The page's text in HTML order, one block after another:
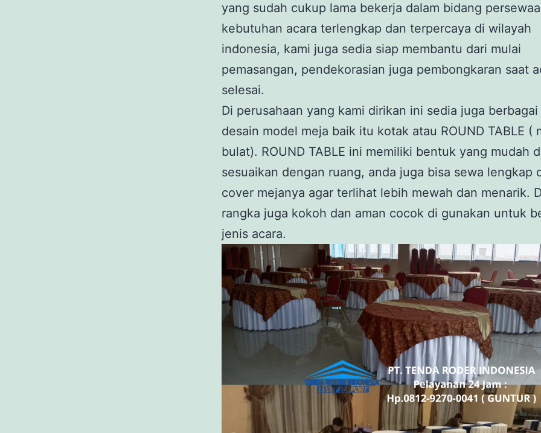
yang sudah cukup lama bekerja dalam bidang
kebutuhan acara terlengkap dan terpercaya di wilayah
indonesia, kami juga sedia siap membantu dari mulai
pemasangan, pendekorasian juga pembongkaran saat
selesai.
Di perusahaan yang kami dirikan ini sedia juga berbagai
desain model meja baik itu kotak atau ROUND TABLE (
bulat). ROUND TABLE ini memiliki bentuk yang mudah
sesuaikan dengan ruang, anda juga bisa sewa lengkap
cover mejanya agar terlihat lebih mewah dan menarik.
rangka juga kokoh dan aman cocok di gunakan untuk
jenis acara.